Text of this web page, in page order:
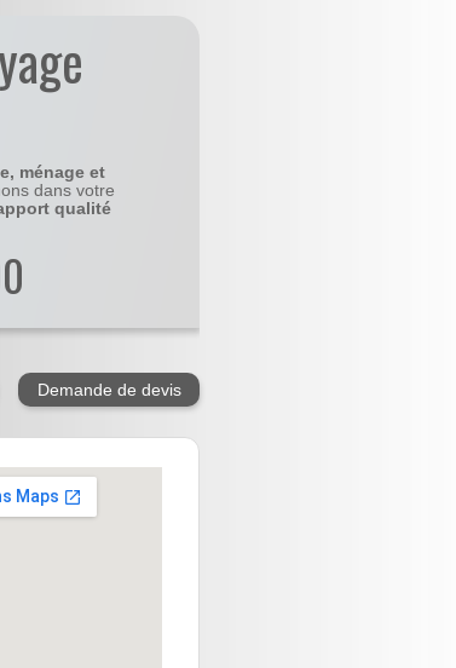
ménage et
dans votre
qualité
Demande de devis